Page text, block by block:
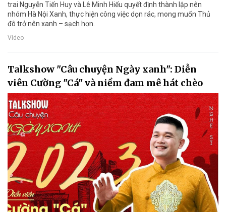
trai Nguyễn Tiến Huy và Lê Minh Hiếu quyết định thành lập nên
nhóm Hà Nội Xanh, thực hiện công việc dọn rác, mong muốn Thủ
đô trở nên xanh – sạch hơn.
Video
Talkshow "Câu chuyện Ngày xanh": Diễn
viên Cường "Cá" và niềm đam mê hát chèo